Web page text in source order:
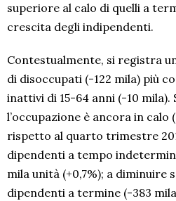
superiore al calo di quelli a
crescita degli indipendenti.
Contestualmente, si registra
di disoccupati (-122 mila) più
inattivi di 15-64 anni (-10 mila).
l’occupazione è ancora in calo
rispetto al quarto trimestre
dipendenti a tempo
mila unità (+0,7%); a
dipendenti a termine (-383